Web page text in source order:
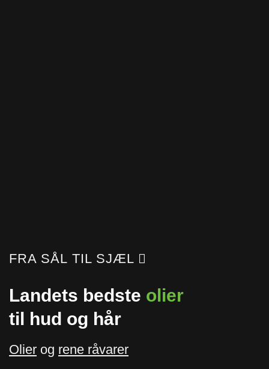
FRA SÅL TIL SJÆL
Landets bedste olier
til hud og hår
Olier og rene råvarer